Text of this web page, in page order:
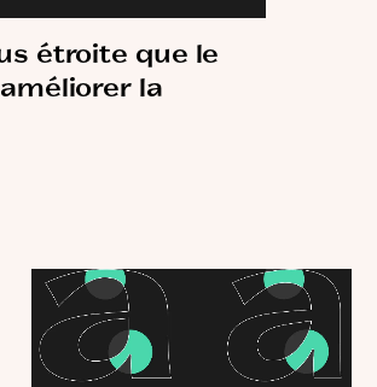
étroite que le
la